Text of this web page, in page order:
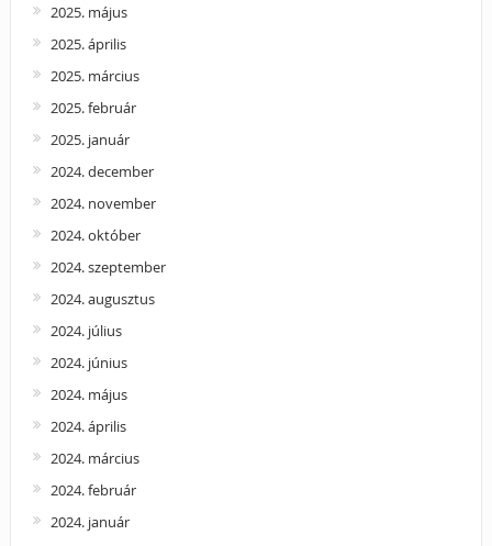
2025. május
2025. április
2025. március
2025. február
2025. január
2024. december
2024. november
2024. október
2024. szeptember
2024. augusztus
2024. július
2024. június
2024. május
2024. április
2024. március
2024. február
2024. január